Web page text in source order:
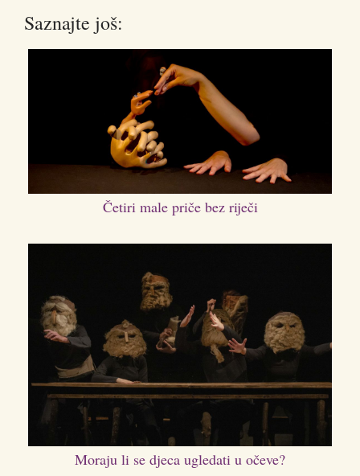
Saznajte još:
Četiri male priče bez riječi
Moraju li se djeca ugledati u očeve?